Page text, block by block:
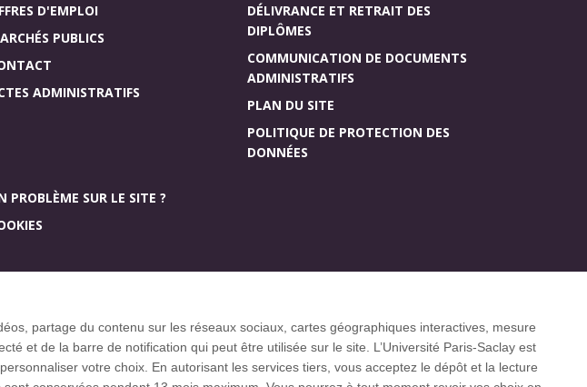
D'EMPLOI
PUBLICS
ADMINISTRATIFS
DÉLIVRANCE ET RETRAIT DES
DIPLÔMES
COMMUNICATION DE DOCUMENTS
ADMINISTRATIFS
PLAN DU SITE
POLITIQUE DE PROTECTION DES
DONNÉES
PROBLÈME SUR LE SITE ?
partage du contenu sur les réseaux sociaux, cartes géographiques interactives, mesure
et de la barre de notification qui peut être utilisée sur le site. L’Université Paris-Saclay est
votre choix. En autorisant les services tiers, vous acceptez le dépôt et la lecture